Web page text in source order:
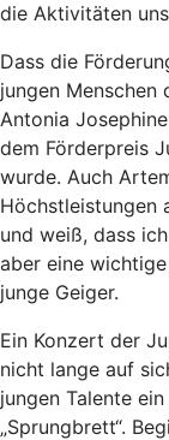
die Aktivitäten
Dass die
jungen
Antonia
dem Förderpreis
wurde. Auch
Höchstleistungen
und weiß, dass
aber eine
junge Geiger.
Ein Konzert der
nicht lange auf
jungen Talente
„Sprungbrett“.